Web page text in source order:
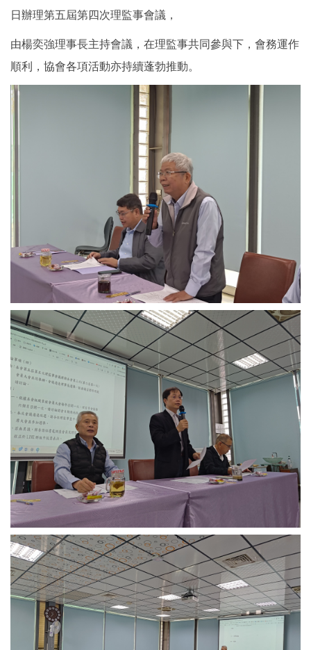
日辦理第五屆第四次理監事會議，
由楊奕強理事長主持會議，在理監事共同參與下，會務運作
順利，協會各項活動亦持續蓬勃推動。